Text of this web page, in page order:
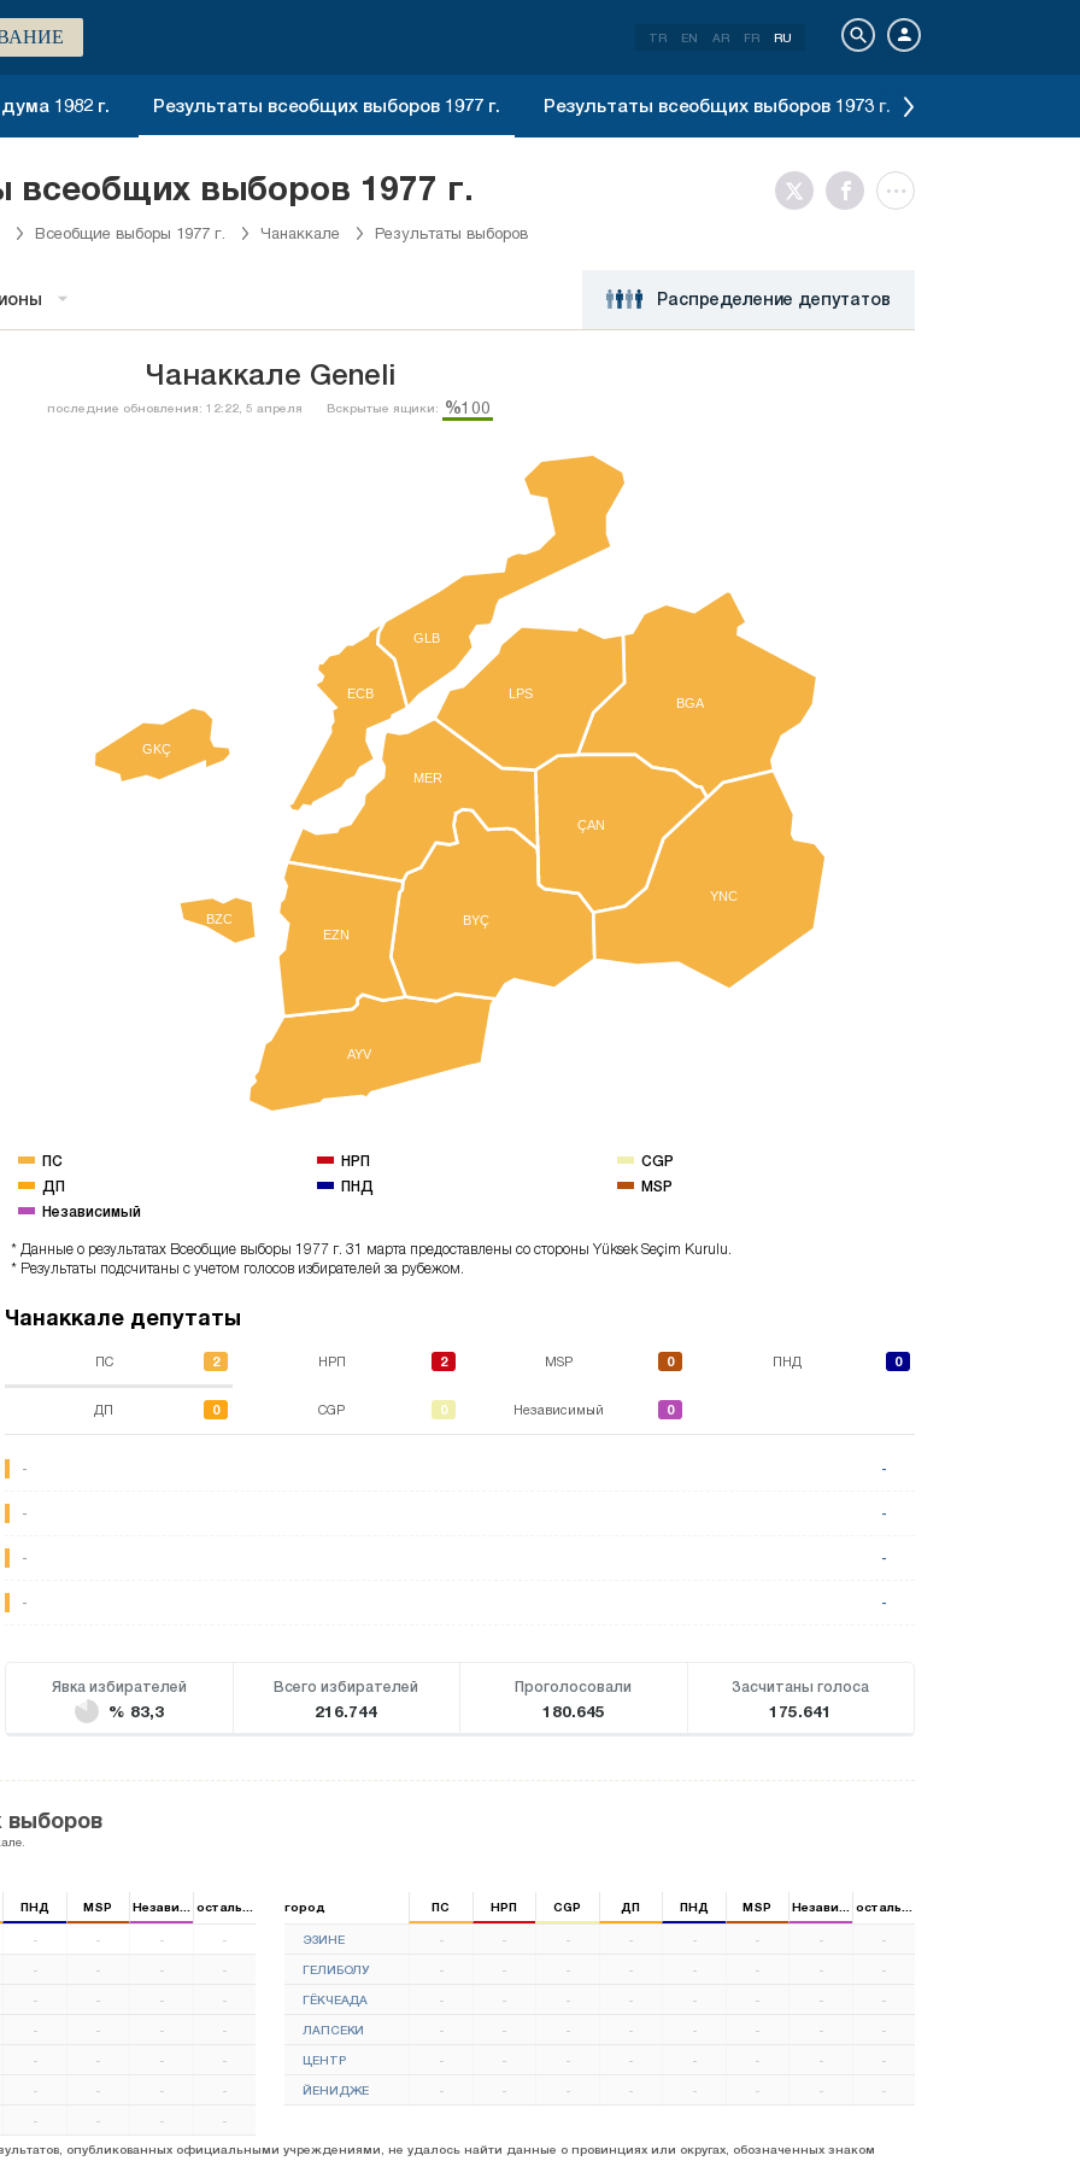
TR EN AR FR RU
1982 г. Результаты всеобщих выборов 1977 г. Результаты всеобщих выборов 1973 г.
всеобщих выборов 1977 г.
Всеобщие выборы 1977 г. Чанаккале Результаты выборов
Распределение депутатов
Чанаккале Geneli
последние обновления: 12:22, 5 апреля Вскрытые ящики: %100
AYV
BYÇ
BGA
BZC
ÇAN
MER
ECB
EZN
GLB
GKÇ
LPS
YNC
ПС НРП
CGP
ДП
ПНД
MSP
Независимый
* Данные о результатах Всеобщие выборы 1977 г. 31 марта предоставлены со стороны Yüksek Seçim Kurulu.
* Результаты подсчитаны с учетом голосов избирателей за рубежом.
Чанаккале депутаты
ПС 2 НРП 2 MSP 0 ПНД 0
ДП 0 CGP 0 Независимый 0
- -
- -
- -
- -
Явка избирателей
% 83,3
Всего избирателей
216.744
Проголосовали
180.645
Засчитаны голоса
175.641
выборов
ПНД MSP Независимыйостальные город ПС НРП CGP ДП ПНД MSP Независимыйостальные
- - - -
- - - -
- - - -
- - - -
- - - -
- - - -
- - - -
ЭЗИНЕ - - - - - - - -
ГЕЛИБОЛУ - - - - - - - -
ГЁКЧЕАДА - - - - - - - -
ЛАПСЕКИ - - - - - - - -
ЦЕНТР - - - - - - - -
ЙЕНИДЖЕ - - - - - - - -
опубликованных официальными учреждениями, не удалось найти данные о провинциях или округах, обозначенных знаком